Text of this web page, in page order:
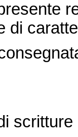
di
scritture